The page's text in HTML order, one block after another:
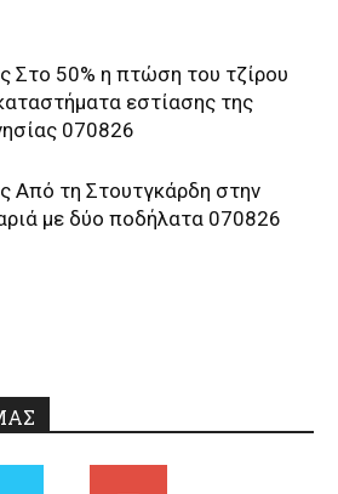
Στο 50% η πτώση του τζίρου
εστίασης της
070826
Από τη Στουτγκάρδη στην
με δύο ποδήλατα 070826